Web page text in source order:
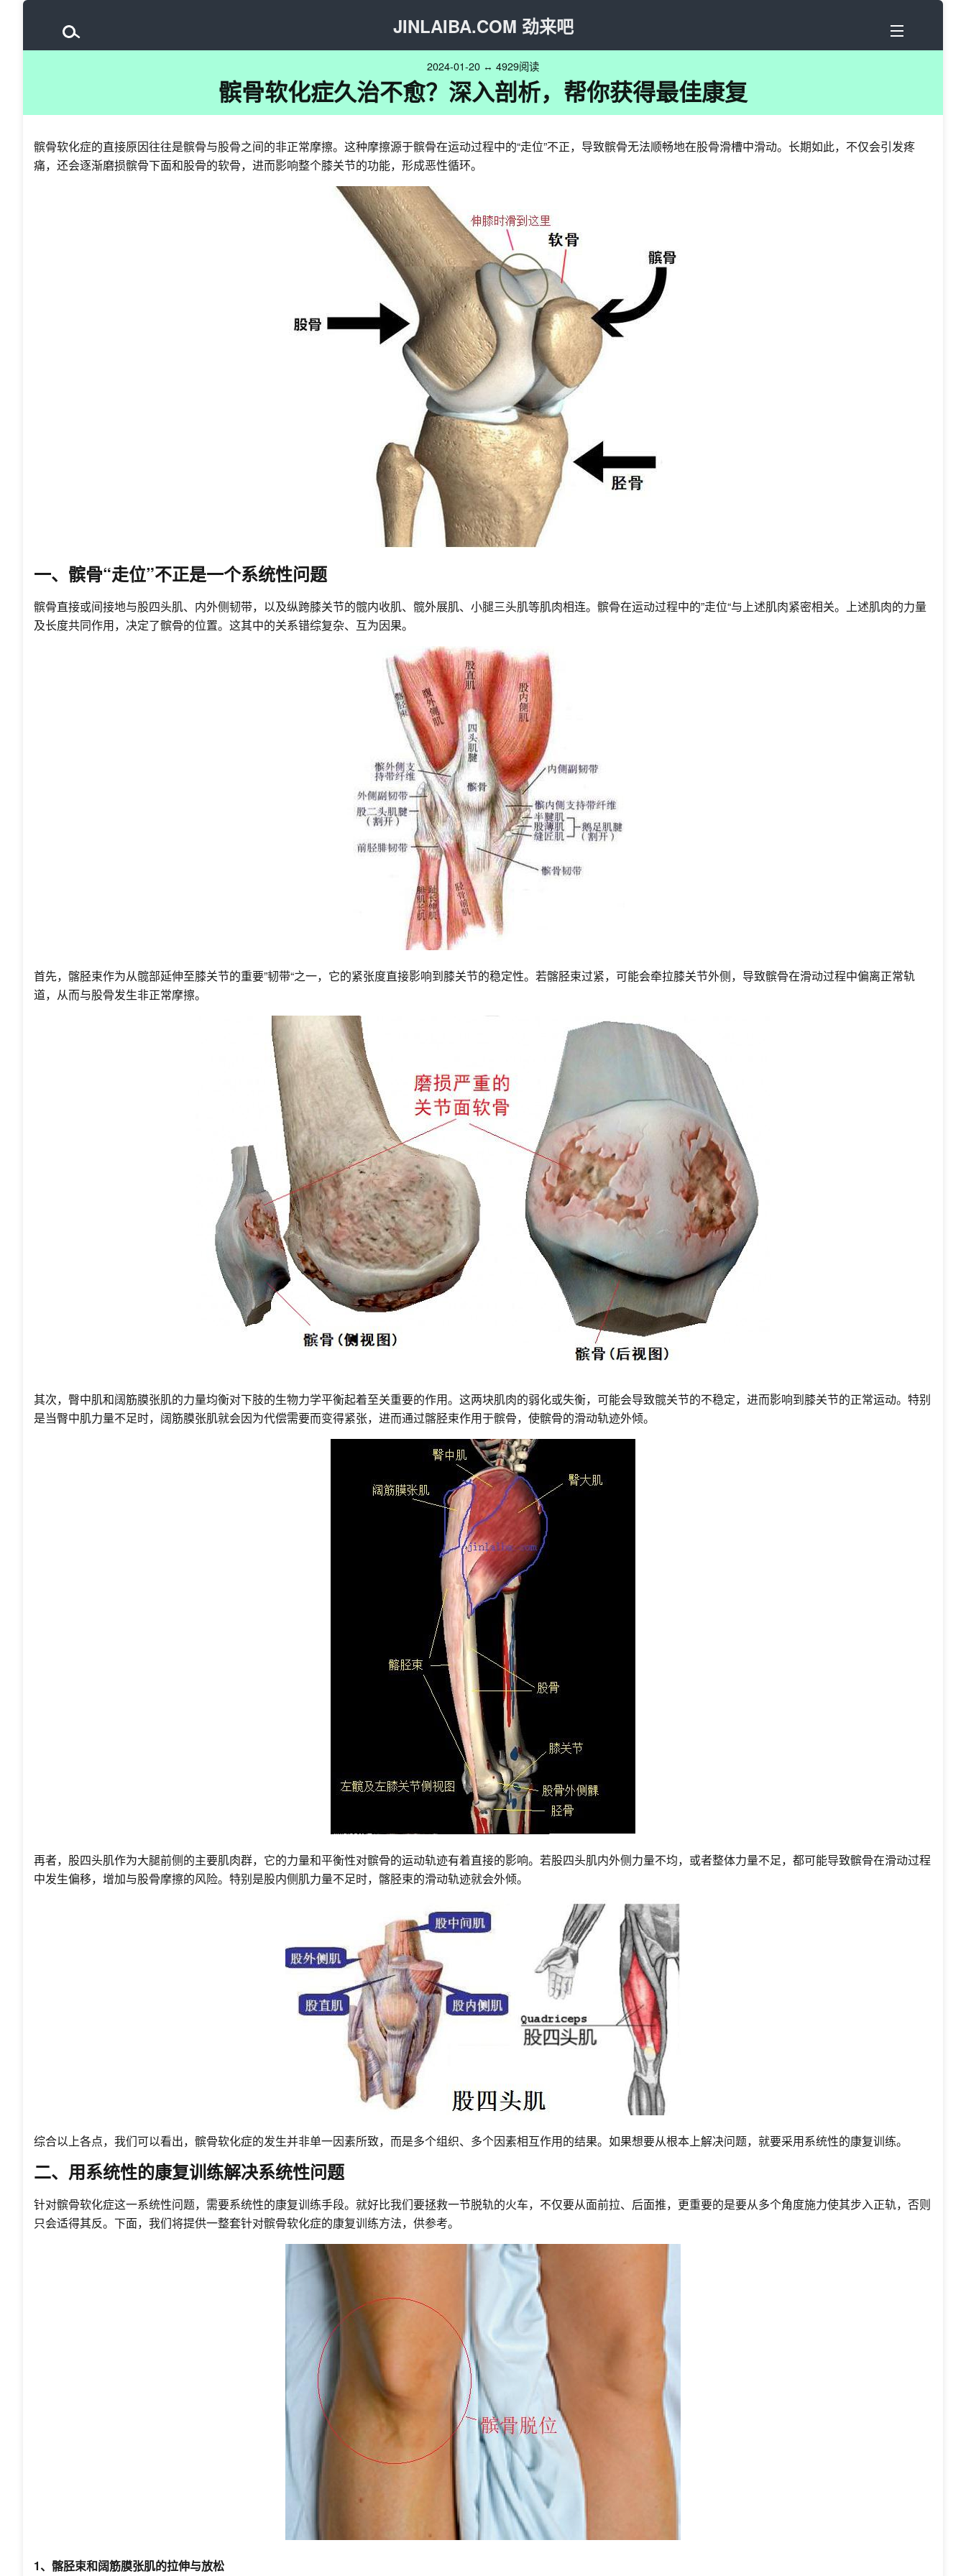
JINLAIBA.COM 劲来吧
2024-01-20 ↔ 4929阅读
髌骨软化症久治不愈？深入剖析，帮你获得最佳康复
髌骨软化症的直接原因往往是髌骨与股骨之间的非正常摩擦。这种摩擦源于髌骨在运动过程中的“走位”不正，导致髌骨无法顺畅地在股骨滑槽中滑动。长期如此，不仅会引发疼
痛，还会逐渐磨损髌骨下面和股骨的软骨，进而影响整个膝关节的功能，形成恶性循环。
一、髌骨“走位”不正是一个系统性问题
髌骨直接或间接地与股四头肌、内外侧韧带，以及纵跨膝关节的髋内收肌、髋外展肌、小腿三头肌等肌肉相连。髌骨在运动过程中的”走位“与上述肌肉紧密相关。上述肌肉的力量
及长度共同作用，决定了髌骨的位置。这其中的关系错综复杂、互为因果。
首先，髂胫束作为从髋部延伸至膝关节的重要”韧带“之一，它的紧张度直接影响到膝关节的稳定性。若髂胫束过紧，可能会牵拉膝关节外侧，导致髌骨在滑动过程中偏离正常轨
道，从而与股骨发生非正常摩擦。
其次，臀中肌和阔筋膜张肌的力量均衡对下肢的生物力学平衡起着至关重要的作用。这两块肌肉的弱化或失衡，可能会导致髋关节的不稳定，进而影响到膝关节的正常运动。特别
是当臀中肌力量不足时，阔筋膜张肌就会因为代偿需要而变得紧张，进而通过髂胫束作用于髌骨，使髌骨的滑动轨迹外倾。
再者，股四头肌作为大腿前侧的主要肌肉群，它的力量和平衡性对髌骨的运动轨迹有着直接的影响。若股四头肌内外侧力量不均，或者整体力量不足，都可能导致髌骨在滑动过程
中发生偏移，增加与股骨摩擦的风险。特别是股内侧肌力量不足时，髂胫束的滑动轨迹就会外倾。
综合以上各点，我们可以看出，髌骨软化症的发生并非单一因素所致，而是多个组织、多个因素相互作用的结果。如果想要从根本上解决问题，就要采用系统性的康复训练。
二、用系统性的康复训练解决系统性问题
针对髌骨软化症这一系统性问题，需要系统性的康复训练手段。就好比我们要拯救一节脱轨的火车，不仅要从面前拉、后面推，更重要的是要从多个角度施力使其步入正轨，否则
只会适得其反。下面，我们将提供一整套针对髌骨软化症的康复训练方法，供参考。
1、髂胫束和阔筋膜张肌的拉伸与放松